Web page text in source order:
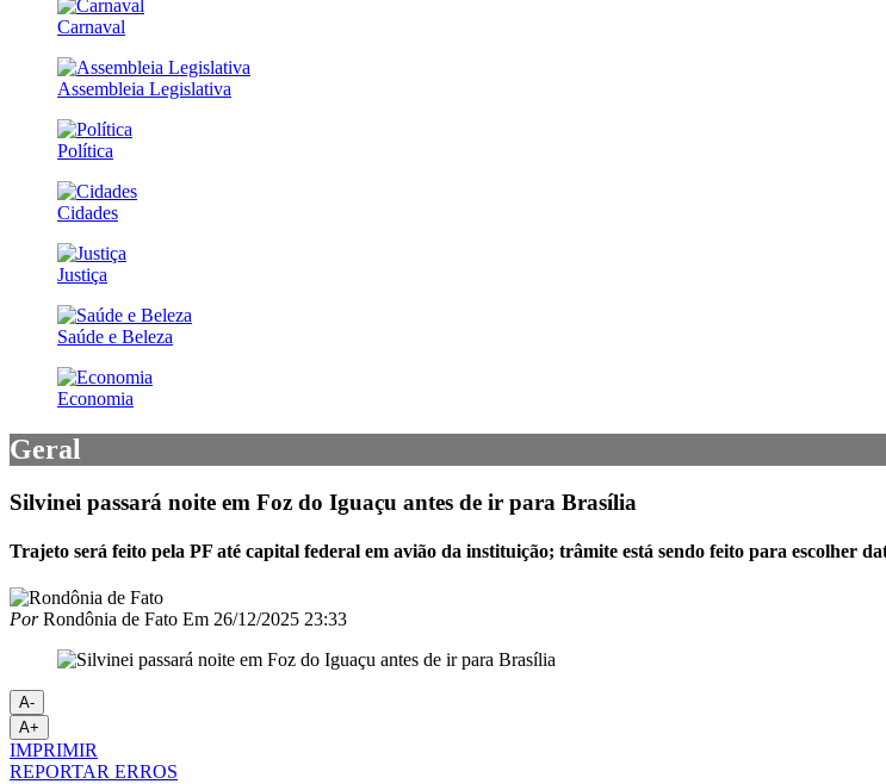
Carnaval
Assembleia Legislativa
Política
Cidades
Justiça
Saúde e Beleza
Economia
Geral
Silvinei passará noite em Foz do Iguaçu antes de ir para Brasília
Trajeto será feito pela PF até capital federal em avião da instituição; trâmite está sendo feito para escolher
PorRondônia de Fato Em 26/12/2025 23:33
A-
A+
IMPRIMIR
REPORTAR ERROS